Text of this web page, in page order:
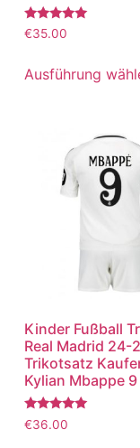
Bewertet
mit
von 5
€35.00
Ausführung
Kinder Fußball
Real Madrid 24-
Trikotsatz
Kylian Mbappe 9
Bewertet
mit
€36.00